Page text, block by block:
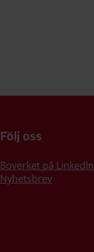
Följ oss
Boverket på LinkedIn
Nyhetsbrev